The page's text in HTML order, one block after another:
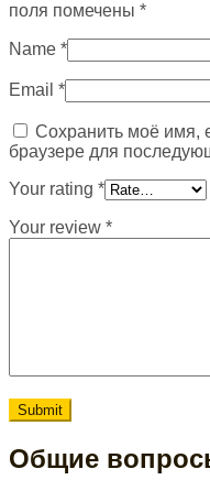
поля помечены *
Name *
Email *
Сохранить моё имя,
браузере для
Your rating *
Your review *
Общие